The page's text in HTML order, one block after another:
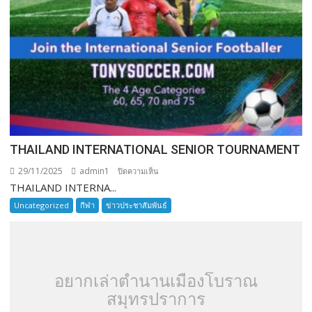
THAILAND INTERNATIONAL SENIOR TOURNAMENT
29/11/2025 admin1 ปิดความเห็น
INTERNATIONAL
SENIOR
THAILAND INTERNA...
Uncategorized กีฬา ข่าวประชาสัมพันธ์
อยากเล่าตำนานเมืองโบราณ
สมุทรปราการ